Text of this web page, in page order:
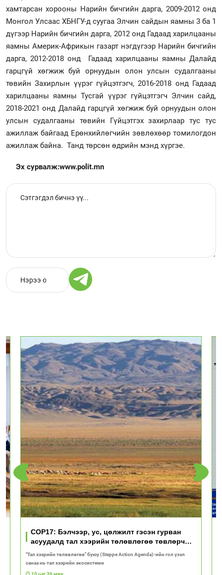
хамтарсан хорооны Нарийн бичгийн дарга, 2009-2012 онд
Монгол Улсаас ХБНГУ-д суугаа Элчин сайдын яамны 3 ба 1
дүгээр Нарийн бичгийн дарга, 2012 онд Гадаад харилцааны
яамны Америк-Африкын газарт нэгдүгээр Нарийн бичгийн
дарга, 2012-2018 онд Гадаад харилцааны яамны Далайд
гарцгүй хөгжиж буй орнуудын олон улсын судалгааны
төвийн Захирлын үүрэг гүйцэтгэгч, 2016-2018 онд Гадаад
харилцааны яамны Тусгай үүрэг гүйцэтгэгч Элчин сайд,
2018-2021 онд Далайд гарцгүй хөгжиж буй орнуудын олон
улсын судалгааны төвийн Гүйцэтгэх захирлаар тус тус
ажиллаж байгаад Ерөнхийлөгчийн зөвлөхөөр томилогдон
ажиллаж байна. Танд төрсөн өдрийн мэнд хүргэе.
Эх сурвалж:www.polit.mn
COP17: Бэлчээр, ус, цөлжилт гэсэн гурван
асуудалд тал хээрийн төлөвлөгөө төвлөрч
байна
"Тал хээрийн төлөвлөгөө" буюу (Steppe Action Agenda)-ийн гол үзэл
санаа нь тал хээрийн экосистеми
10 цаг 36 мин